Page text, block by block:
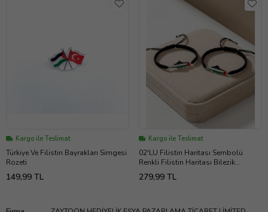
Kargo ile Teslimat
Türkiye Ve Filistin Bayrakları Simgesi
Rozeti
149,99 TL
Kargo ile Teslimat
02'LU Filistin Haritası Sembolü
Renkli Filistin Haritası Bilezik
A300009-02
279,99 TL